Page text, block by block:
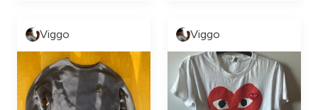
Viggo Viggo